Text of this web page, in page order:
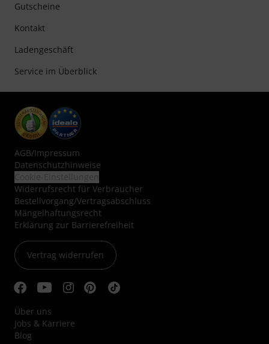
Gutscheine
Kontakt
Ladengeschäft
Service im Überblick
AGB/Impressum
Datenschutzhinweise
Widerrufsrecht für Verbraucher
Bestellvorgang/Vertragsabschluss
Mängelhaftungsrecht
Erklärung zur Barrierefreiheit
Vertrag widerrufen
Über uns
Jobs & Karriere
Blog